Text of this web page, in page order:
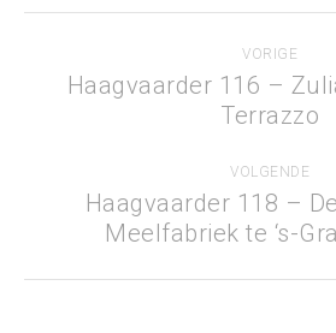
navigatie
VORIGE
Vorig
bericht
Haagvaarder 116 –
Terrazzo
VOLGENDE
Volgend
bericht
Haagvaarder 118 –
Meelfabriek te ‘s-